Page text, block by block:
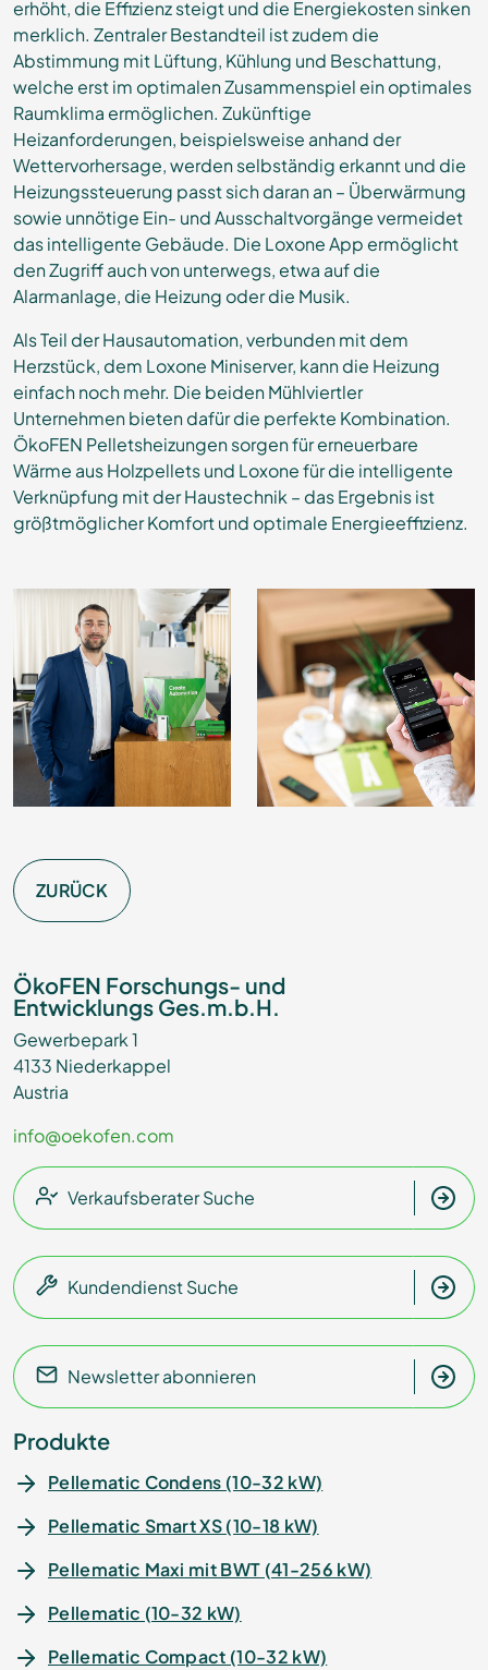
erhöht, die Effizienz steigt und die Energiekosten sinken
merklich. Zentraler Bestandteil ist zudem die
Abstimmung mit Lüftung, Kühlung und Beschattung,
welche erst im optimalen Zusammenspiel ein optimales
Raumklima ermöglichen. Zukünftige
Heizanforderungen, beispielsweise anhand der
Wettervorhersage, werden selbständig erkannt und die
Heizungssteuerung passt sich daran an – Überwärmung
sowie unnötige Ein- und Ausschaltvorgänge vermeidet
das intelligente Gebäude. Die Loxone App ermöglicht
den Zugriff auch von unterwegs, etwa auf die
Alarmanlage, die Heizung oder die Musik.
Als Teil der Hausautomation, verbunden mit dem
Herzstück, dem Loxone Miniserver, kann die Heizung
einfach noch mehr. Die beiden Mühlviertler
Unternehmen bieten dafür die perfekte Kombination.
ÖkoFEN Pelletsheizungen sorgen für erneuerbare
Wärme aus Holzpellets und Loxone für die intelligente
Verknüpfung mit der Haustechnik – das Ergebnis ist
größtmöglicher Komfort und optimale Energieeffizienz.
ZURÜCK
ÖkoFEN Forschungs- und
Entwicklungs Ges.m.b.H.
Gewerbepark 1
4133 Niederkappel
Austria
info@oekofen.com
Verkaufsberater Suche
Kundendienst Suche
Newsletter abonnieren
Produkte
Pellematic Condens (10-32 kW)
Pellematic Smart XS (10-18 kW)
Pellematic Maxi mit BWT (41-256 kW)
Pellematic (10-32 kW)
Pellematic Compact (10-32 kW)